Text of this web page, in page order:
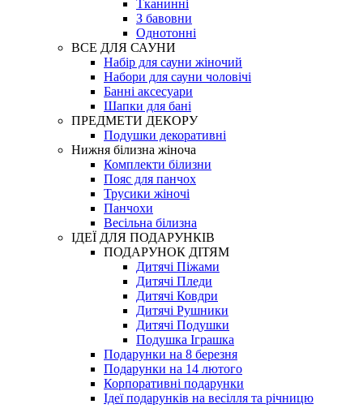
Тканинні
З бавовни
Однотонні
ВСЕ ДЛЯ САУНИ
Набір для сауни жіночий
Набори для сауни чоловічі
Банні аксесуари
Шапки для бані
ПРЕДМЕТИ ДЕКОРУ
Подушки декоративні
Нижня білизна жіноча
Комплекти білизни
Пояс для панчох
Трусики жіночі
Панчохи
Весільна білизна
ІДЕЇ ДЛЯ ПОДАРУНКІВ
ПОДАРУНОК ДІТЯМ
Дитячі Піжами
Дитячі Пледи
Дитячі Ковдри
Дитячі Рушники
Дитячі Подушки
Подушка Іграшка
Подарунки на 8 березня
Подарунки на 14 лютого
Корпоративні подарунки
Ідеї подарунків на весілля та річницю